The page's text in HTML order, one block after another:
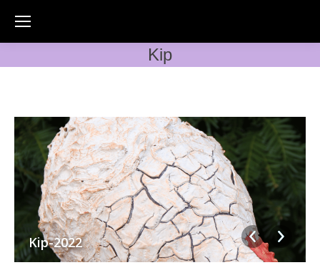
Kip
Kip-2022